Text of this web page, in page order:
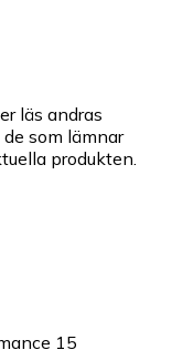
läs andras
som lämnar
produkten.
15